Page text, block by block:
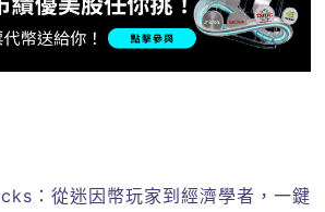
：從迷因幣玩家到經濟學者，一鍵